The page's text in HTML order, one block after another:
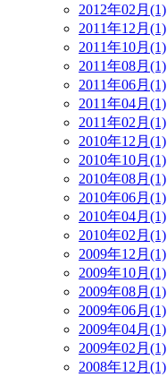
2012年02月(1)
2011年12月(1)
2011年10月(1)
2011年08月(1)
2011年06月(1)
2011年04月(1)
2011年02月(1)
2010年12月(1)
2010年10月(1)
2010年08月(1)
2010年06月(1)
2010年04月(1)
2010年02月(1)
2009年12月(1)
2009年10月(1)
2009年08月(1)
2009年06月(1)
2009年04月(1)
2009年02月(1)
2008年12月(1)